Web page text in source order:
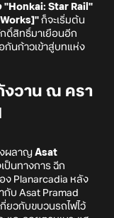
Star Rail"
ก็จะเริ่มต้น
ดิ์สิทธิ์มาเยือนอีก
กันก้าวเข้าสู่บทแห่ง
งวาน ณ ครา
งผลาญ Asat
ป็นทางการ ฉีก
ง Planarcadia หลัง
บ Asat Pramad
ยวกับขบวนรถไฟไว้